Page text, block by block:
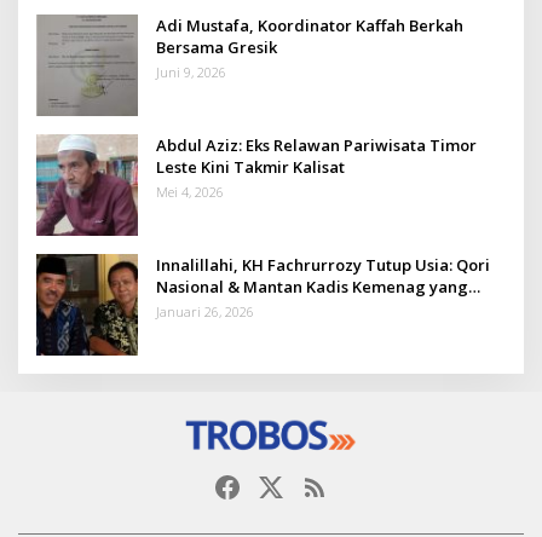
Adi Mustafa, Koordinator Kaffah Berkah
Bersama Gresik
Juni 9, 2026
Abdul Aziz: Eks Relawan Pariwisata Timor
Leste Kini Takmir Kalisat
Mei 4, 2026
Innalillahi, KH Fachrurrozy Tutup Usia: Qori
Nasional & Mantan Kadis Kemenag yang
Penuh Teladan
Januari 26, 2026